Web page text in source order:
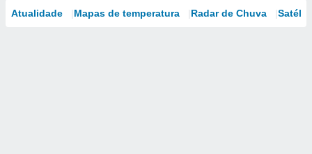
Atualidade Mapas de temperatura Radar de Chuva